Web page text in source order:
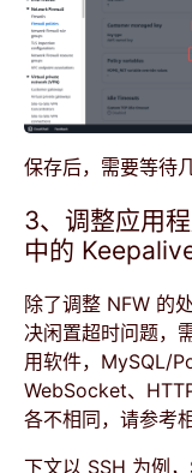
保存后，需要等待
3、调整应用
中的
除了调整 NFW 的
决闲置超时问题，
用软件，MySQL/
WebSocket、
各不相同，请参考
下文以 SSH 为例